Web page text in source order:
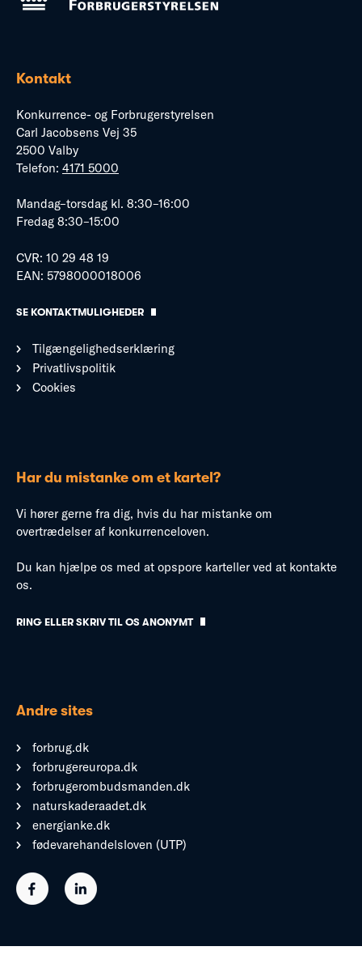
Kontakt
Konkurrence- og Forbrugerstyrelsen
Carl Jacobsens Vej 35
2500 Valby
Telefon: 4171 5000
Mandag–torsdag kl. 8:30–16:00
Fredag 8:30–15:00
CVR: 10 29 48 19
EAN: 5798000018006
SE KONTAKTMULIGHEDER
Tilgængelighedserklæring
Privatlivspolitik
Cookies
Har du mistanke om et kartel?
Vi hører gerne fra dig, hvis du har mistanke om
overtrædelser af konkurrenceloven.
Du kan hjælpe os med at opspore karteller ved at kontakte
os.
RING ELLER SKRIV TIL OS ANONYMT
Andre sites
forbrug.dk
forbrugereuropa.dk
forbrugerombudsmanden.dk
naturskaderaadet.dk
energianke.dk
fødevarehandelsloven (UTP)